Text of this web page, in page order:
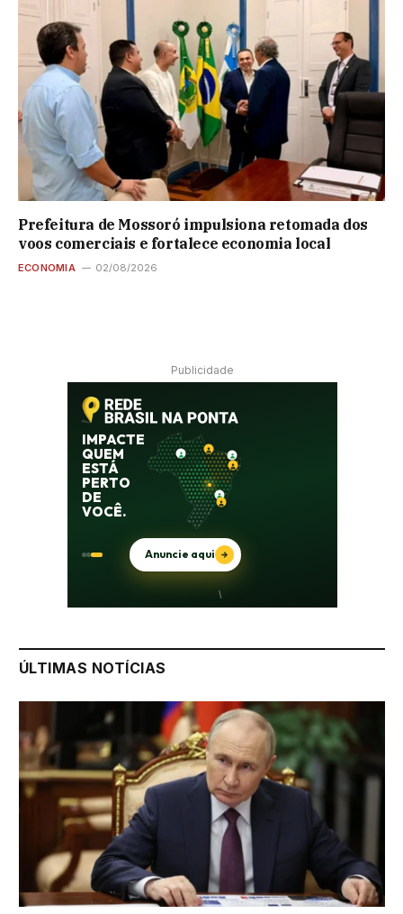
Prefeitura de Mossoró impulsiona retomada dos
voos comerciais e fortalece economia local
ECONOMIA 02/08/2026
Publicidade
ÚLTIMAS NOTÍCIAS